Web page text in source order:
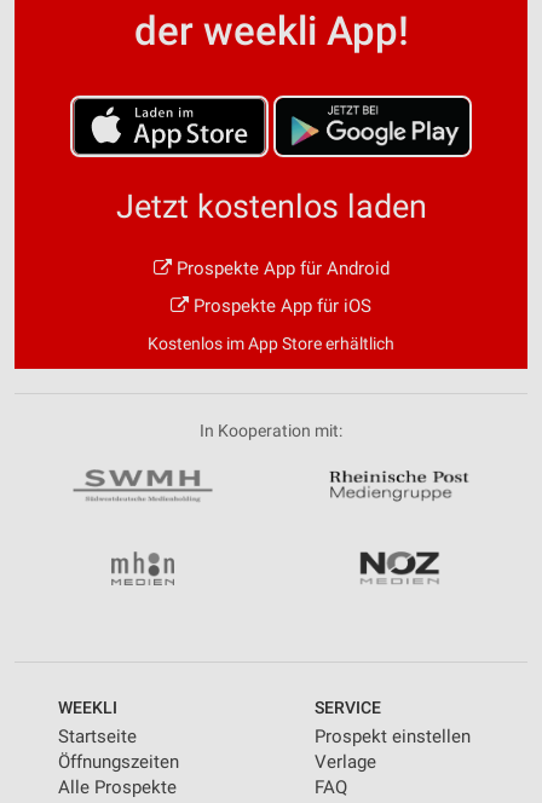
der weekli App!
Jetzt kostenlos laden
Prospekte App für Android
Prospekte App für iOS
Kostenlos im App Store erhältlich
In Kooperation mit:
WEEKLI
Startseite
Öffnungszeiten
Alle Prospekte
SERVICE
Prospekt einstellen
Verlage
FAQ